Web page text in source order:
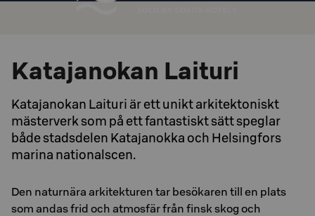
Katajanokan Laituri
Katajanokan Laituri är ett unikt arkitektoniskt
mästerverk som på ett fantastiskt sätt speglar
både stadsdelen Katajanokka och Helsingfors
marina nationalscen.
Den naturnära arkitekturen tar besökaren till en plats
som andas frid och atmosfär från finsk skog och